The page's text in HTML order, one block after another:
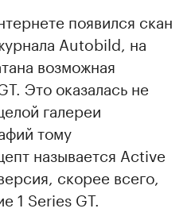
появился скан
Autobild, на
возможная
Это оказалась не
галереи
тому
называется Active
скорее всего,
1 Series GT.